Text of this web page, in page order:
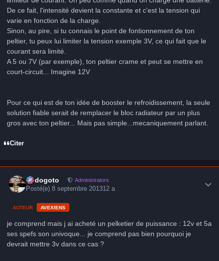
De ce fait, l'intensité devient la constante et c'est la tension qui
varie en fonction de la charge.
Sinon, au pire, si tu connais le point de fontionnement de ton
peltier, tu peux lui limiter la tension exemple 3V, ce qui fait que le
courant sera limité.
A 5 ou 7V (par exemple), ton peltier crame et peut se mettre en
court-circuit... Imagine 12V
Pour ce qui est de ton idée de booster le refroidissement, la seule
solution fiable serait de remplacer le bloc radiateur par un plus
gros avec ton peltier... Mais pas simple...mecaniquement parlant.
Citer
frédogoto Administrators
Posté(e)8 septembre 201312 a
AUTEUR AVEXIENS
je comprend mais j ai acheté un pelketier de puissance : 12v et 5a
ses spefs son univoque... je comprend pas bien pourquoi je
devrait mettre 3v dans ce cas ?